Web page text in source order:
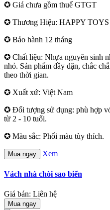
✪ Giá chưa gồm thuế GTGT
✪ Thương Hiệu: HAPPY TOYS
✪ Bảo hành 12 tháng
✪ Chất liệu: Nhựa nguyên sinh
nhỏ. Sản phẩm dầy dặn, chắc
theo thời gian.
✪ Xuất xứ: Việt Nam
✪ Đối tượng sử dụng: phù hợp
từ 2 - 10 tuổi.
✪ Màu sắc: Phối màu tùy thích.
Mua ngay Xem
Vách nhà chòi sao biển
Giá bán: Liên hệ
Mua ngay